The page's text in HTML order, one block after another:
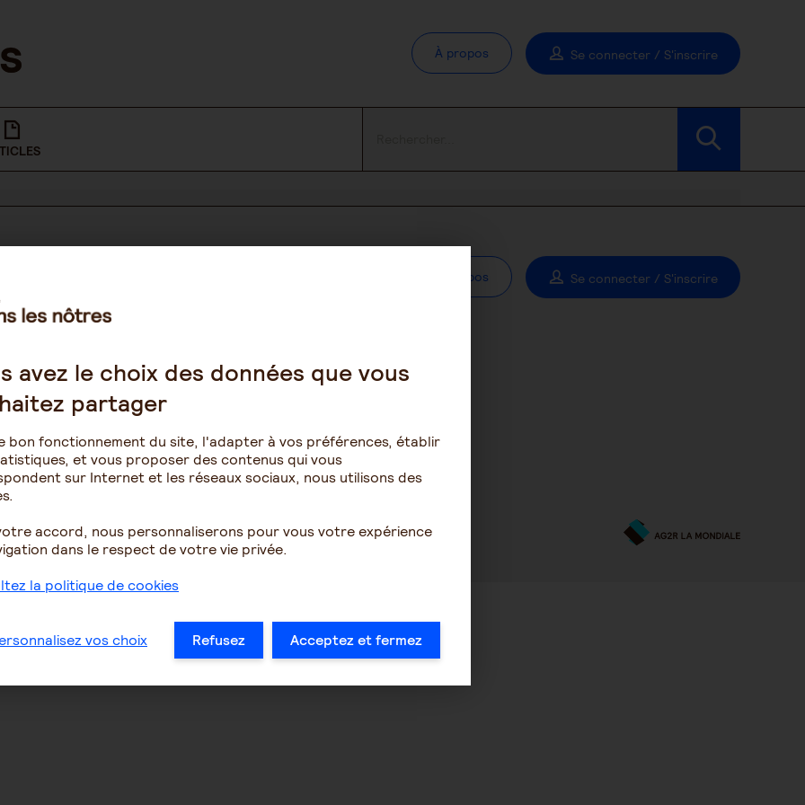
À propos Se connecter / S'inscrire
À propos Se connecter / S'inscrire
avez le choix des données que vous
partager
bon fonctionnement du site, l'adapter à vos préférences, établir
et vous proposer des contenus qui vous
sur Internet et les réseaux sociaux, nous utilisons des
accord, nous personnaliserons pour vous votre expérience
dans le respect de votre vie privée.
la politique de cookies
vos choix Refusez Acceptez et fermez